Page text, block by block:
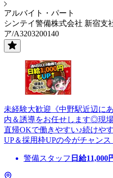
アルバイト・パート
シンテイ警備株式会社 新宿支
ア/A3203200140
未経験大歓迎《中野駅近辺に
内＆誘導をお任せします◎現
直帰OKで働きやすい♪続けや
UP＆採用枠UPの今がチャンス
警備スタッフ 日給11,000